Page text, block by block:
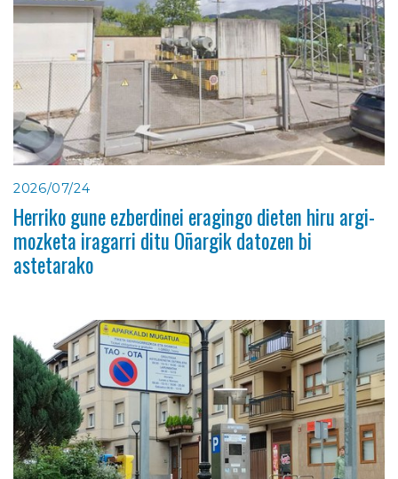
2026/07/24
Herriko gune ezberdinei eragingo dieten hiru argi-
mozketa iragarri ditu Oñargik datozen bi
astetarako